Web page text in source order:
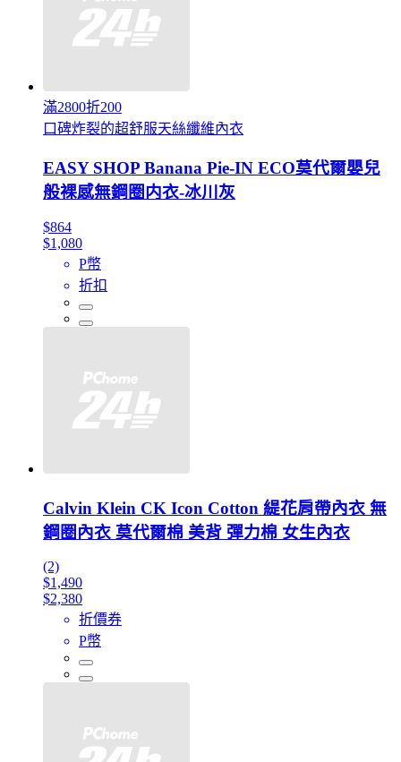
滿2800折200
口碑炸裂的超舒服天絲纖維內衣
EASY SHOP Banana Pie-IN ECO莫代爾嬰兒
般裸感無鋼圈内衣-冰川灰
$864
$1,080
P幣
折扣
Calvin Klein CK Icon Cotton 緹花肩帶內衣 無
鋼圈內衣 莫代爾棉 美背 彈力棉 女生內衣
(2)
$1,490
$2,380
折價券
P幣